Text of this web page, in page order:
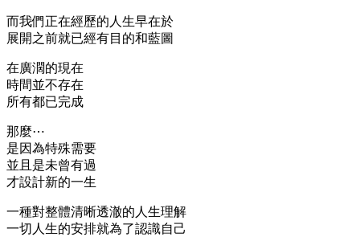
而我們正在經歷的人生早在於
展開之前就已經有目的和藍圖
在廣濶的現在
時間並不存在
所有都已完成
那麼⋯
是因為特殊需要
並且是未曾有過
才設計新的一生
一種對整體清晰透澈的人生理解
一切人生的安排就為了認識自己